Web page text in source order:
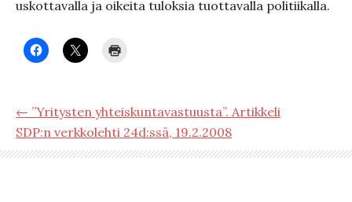
uskottavalla ja oikeita tuloksia tuottavalla politiikalla.
← ”Yritysten yhteiskuntavastuusta”. Artikkeli
SDP:n verkkolehti 24d:ssä, 19.2.2008